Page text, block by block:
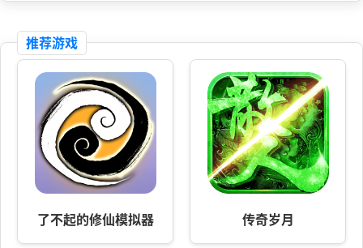
推荐游戏
了不起的修仙模拟器 传奇岁月